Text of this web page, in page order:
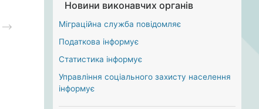
Новини виконавчих органів
Міграційна служба повідомляє
Податкова інформує
Статистика інформує
Управління соціального захисту населення
інформує